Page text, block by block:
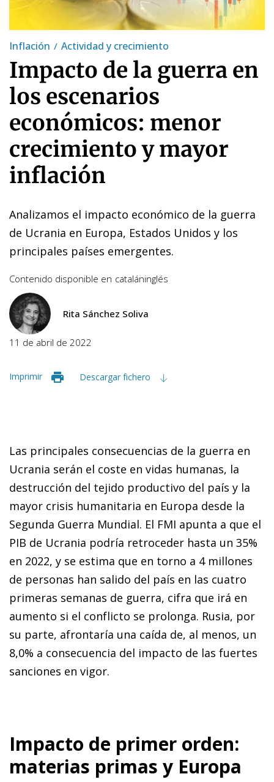
Inflación Actividad y crecimiento
Impacto de la guerra en
los escenarios
económicos: menor
crecimiento y mayor
inflación
Analizamos el impacto económico de la guerra
de Ucrania en Europa, Estados Unidos y los
principales países emergentes.
Contenido disponible en cataláninglés
Rita Sánchez Soliva
11 de abril de 2022
Imprimir Descargar fichero
Las principales consecuencias de la guerra en
Ucrania serán el coste en vidas humanas, la
destrucción del tejido productivo del país y la
mayor crisis humanitaria en Europa desde la
Segunda Guerra Mundial. El FMI apunta a que el
PIB de Ucrania podría retroceder hasta un 35%
en 2022, y se estima que en torno a 4 millones
de personas han salido del país en las cuatro
primeras semanas de guerra, cifra que irá en
aumento si el conflicto se prolonga. Rusia, por
su parte, afrontaría una caída de, al menos, un
8,0% a consecuencia del impacto de las fuertes
sanciones en vigor.
Impacto de primer orden:
materias primas y Europa